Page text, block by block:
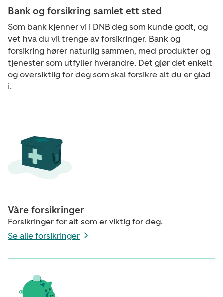
Bank og forsikring samlet ett sted
Som bank kjenner vi i DNB deg som kunde godt, og
vet hva du vil trenge av forsikringer. Bank og
forsikring hører naturlig sammen, med produkter og
tjenester som utfyller hverandre. Det gjør det enkelt
og oversiktlig for deg som skal forsikre alt du er glad
i.
Våre forsikringer
Forsikringer for alt som er viktig for deg.
Se alle forsikringer